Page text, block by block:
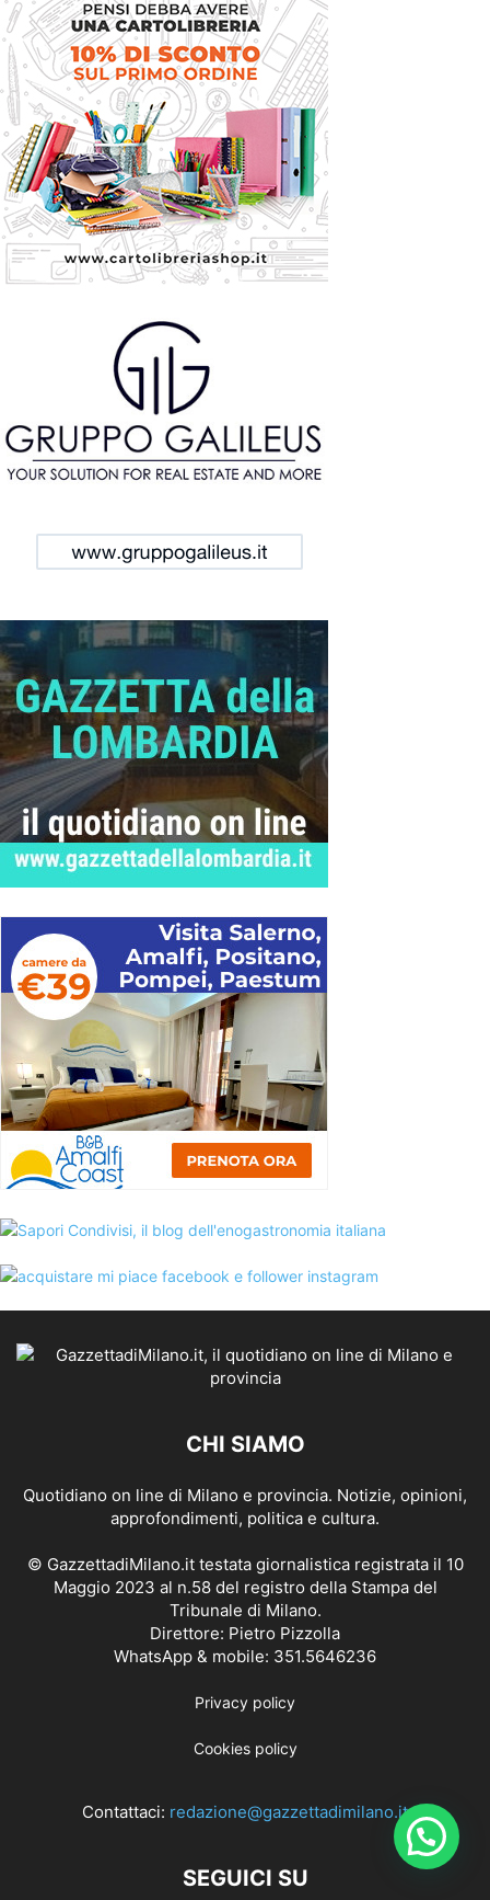
CHI SIAMO
Quotidiano on line di Milano e provincia. Notizie, opinioni,
approfondimenti, politica e cultura.
© GazzettadiMilano.it testata giornalistica registrata il 10
Maggio 2023 al n.58 del registro della Stampa del
Tribunale di Milano.
Direttore: Pietro Pizzolla
WhatsApp & mobile: 351.5646236
Privacy policy
Cookies policy
Contattaci: redazione@gazzettadimilano.it
SEGUICI SU